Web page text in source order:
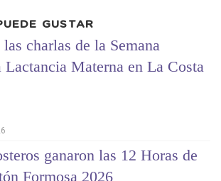
GUSTAR
charlas de la Semana
Materna en La Costa
ganaron las 12 Horas de
Formosa 2026